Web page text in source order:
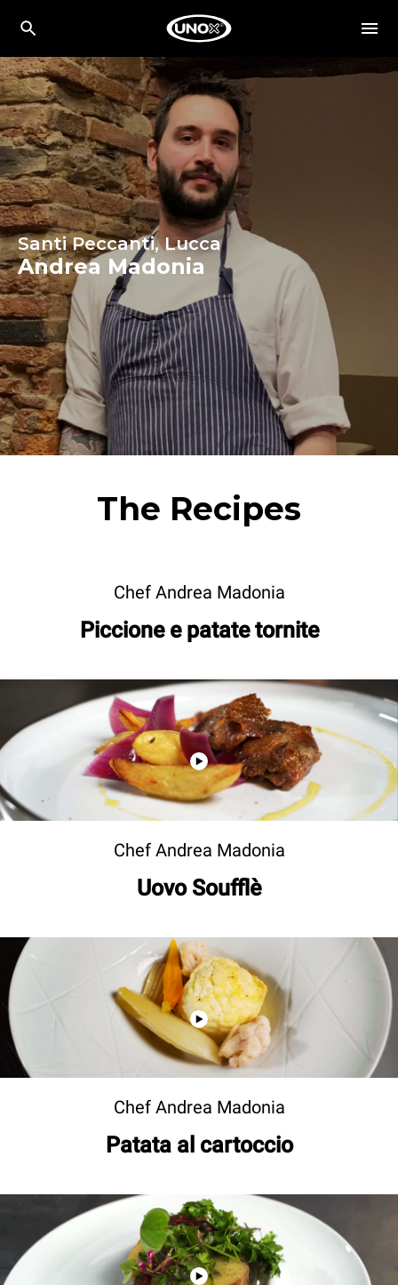
Santi Peccanti, Lucca
Andrea Madonia
The Recipes
Chef Andrea Madonia
Piccione e patate tornite
Chef Andrea Madonia
Uovo Soufflè
Chef Andrea Madonia
Patata al cartoccio